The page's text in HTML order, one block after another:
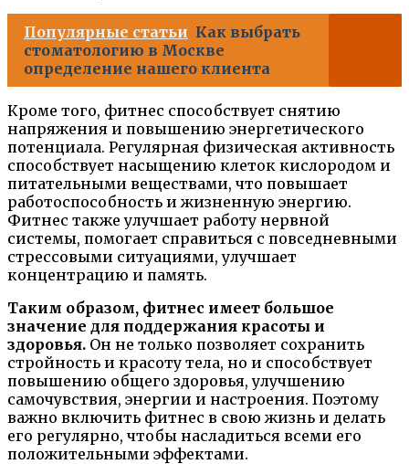
Популярные статьи Как выбрать
стоматологию в Москве
определение нашего клиента
Кроме того, фитнес способствует снятию
напряжения и повышению энергетического
потенциала. Регулярная физическая активность
способствует насыщению клеток кислородом и
питательными веществами, что повышает
работоспособность и жизненную энергию.
Фитнес также улучшает работу нервной
системы, помогает справиться с повседневными
стрессовыми ситуациями, улучшает
концентрацию и память.
Таким образом, фитнес имеет большое
значение для поддержания красоты и
здоровья. Он не только позволяет сохранить
стройность и красоту тела, но и способствует
повышению общего здоровья, улучшению
самочувствия, энергии и настроения. Поэтому
важно включить фитнес в свою жизнь и делать
его регулярно, чтобы насладиться всеми его
положительными эффектами.